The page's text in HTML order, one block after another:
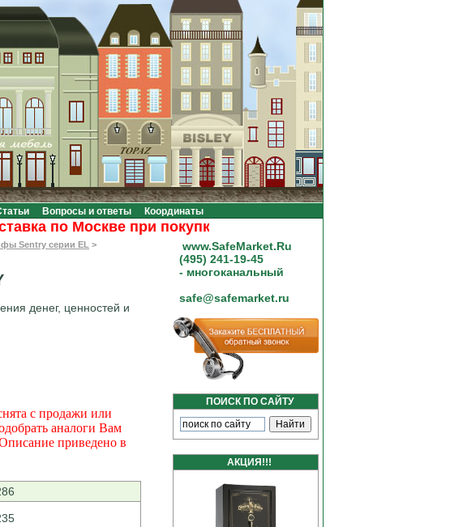
Вопросы и ответы Координаты
по Москве при покупке на сумму от 20000 рублей.
Sentry серии EL >
денег, ценностей и
с продажи или
аналоги Вам
приведено в
www.SafeMarket.Ru
(495) 241-19-45
- многоканальный
safe@safemarket.ru
ПОИСК ПО САЙТУ
АКЦИЯ!!!